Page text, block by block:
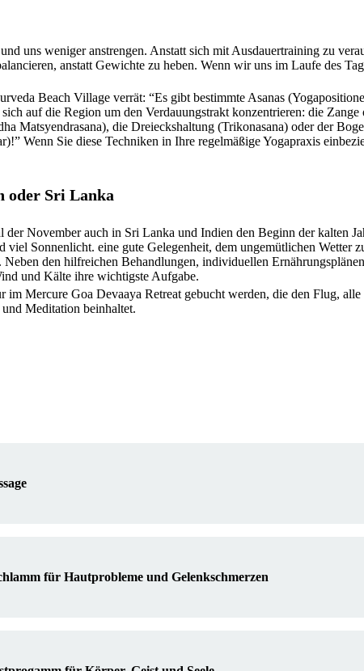
uns weniger anstrengen. Anstatt sich mit Ausdauertraining zu
anstatt Gewichte zu heben. Wenn wir uns im Laufe des
Beach Village verrät: “Es gibt bestimmte Asanas
auf die Region um den Verdauungstrakt konzentrieren: die Zange
Matsyendrasana), die Dreieckshaltung (Trikonasana) oder der
Wenn Sie diese Techniken in Ihre regelmäßige Yogapraxis
oder Sri Lanka
November auch in Sri Lanka und Indien den Beginn der kalten
Sonnenlicht. eine gute Gelegenheit, dem ungemütlichen Wetter
den hilfreichen Behandlungen, individuellen
und Kälte ihre wichtigste Aufgabe.
Mercure Goa Devaaya Retreat gebucht werden, die den Flug,
Meditation beinhaltet.
für Hautprobleme und Gelenkschmerzen